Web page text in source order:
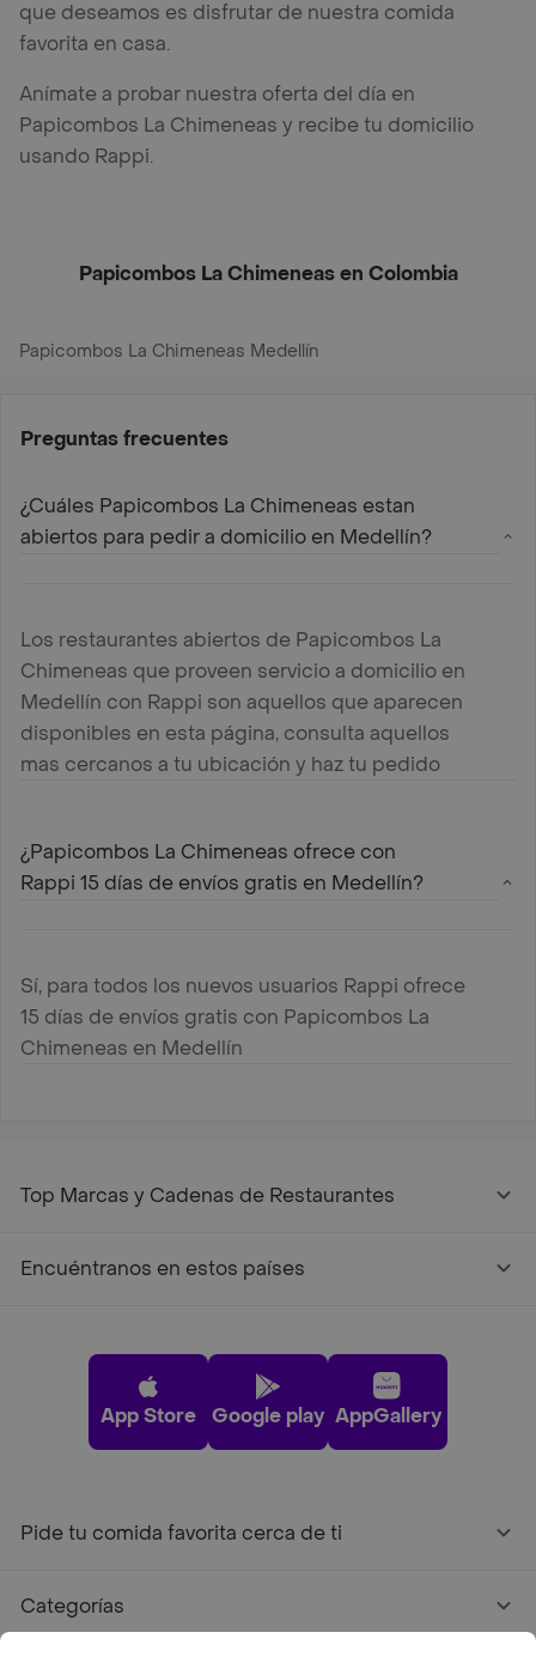
que deseamos es disfrutar de nuestra comida
favorita en casa.
Anímate a probar nuestra oferta del día en
Papicombos La Chimeneas y recibe tu domicilio
usando Rappi.
Papicombos La Chimeneas en Colombia
Papicombos La Chimeneas Medellín
Preguntas frecuentes
¿Cuáles Papicombos La Chimeneas estan
abiertos para pedir a domicilio en Medellín?
Los restaurantes abiertos de Papicombos La
Chimeneas que proveen servicio a domicilio en
Medellín con Rappi son aquellos que aparecen
disponibles en esta página, consulta aquellos
mas cercanos a tu ubicación y haz tu pedido
¿Papicombos La Chimeneas ofrece con
Rappi 15 días de envíos gratis en Medellín?
Sí, para todos los nuevos usuarios Rappi ofrece
15 días de envíos gratis con Papicombos La
Chimeneas en Medellín
Top Marcas y Cadenas de Restaurantes
Encuéntranos en estos países
App Store Google play AppGallery
Pide tu comida favorita cerca de ti
Categorías